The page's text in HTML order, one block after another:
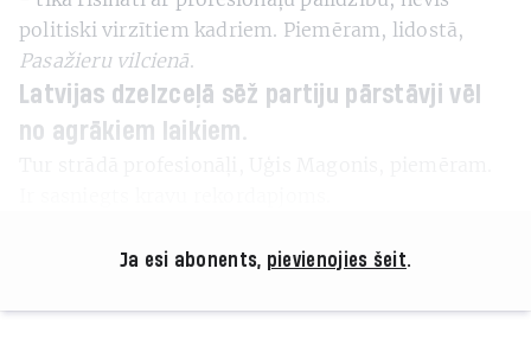
politiski virzītiem kadriem. Piemēram, lidostā,
Pasažieru vilcienā.
Latvijas dzelzceļā sēž partiju pārstāvji vēl
no agrākiem laikiem.
Ja esi abonents, pievienojies šeit.